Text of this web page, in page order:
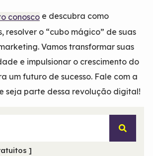
conoscoe descubra como
resolver o “cubo mágico” de suas
Vamos transformar suas
e impulsionar o crescimento do
um futuro de sucesso. Fale com a
e seja parte dessa revolução digital!
]